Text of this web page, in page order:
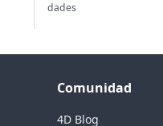
dades
Comunidad
4D Blog